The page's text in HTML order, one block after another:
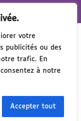
votre
publicités ou des
trafic. En
à notre
Accepter tout
2026 à